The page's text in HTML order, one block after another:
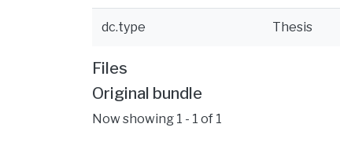
dc.type Thesis
Files
Original bundle
Now showing 1 - 1 of 1